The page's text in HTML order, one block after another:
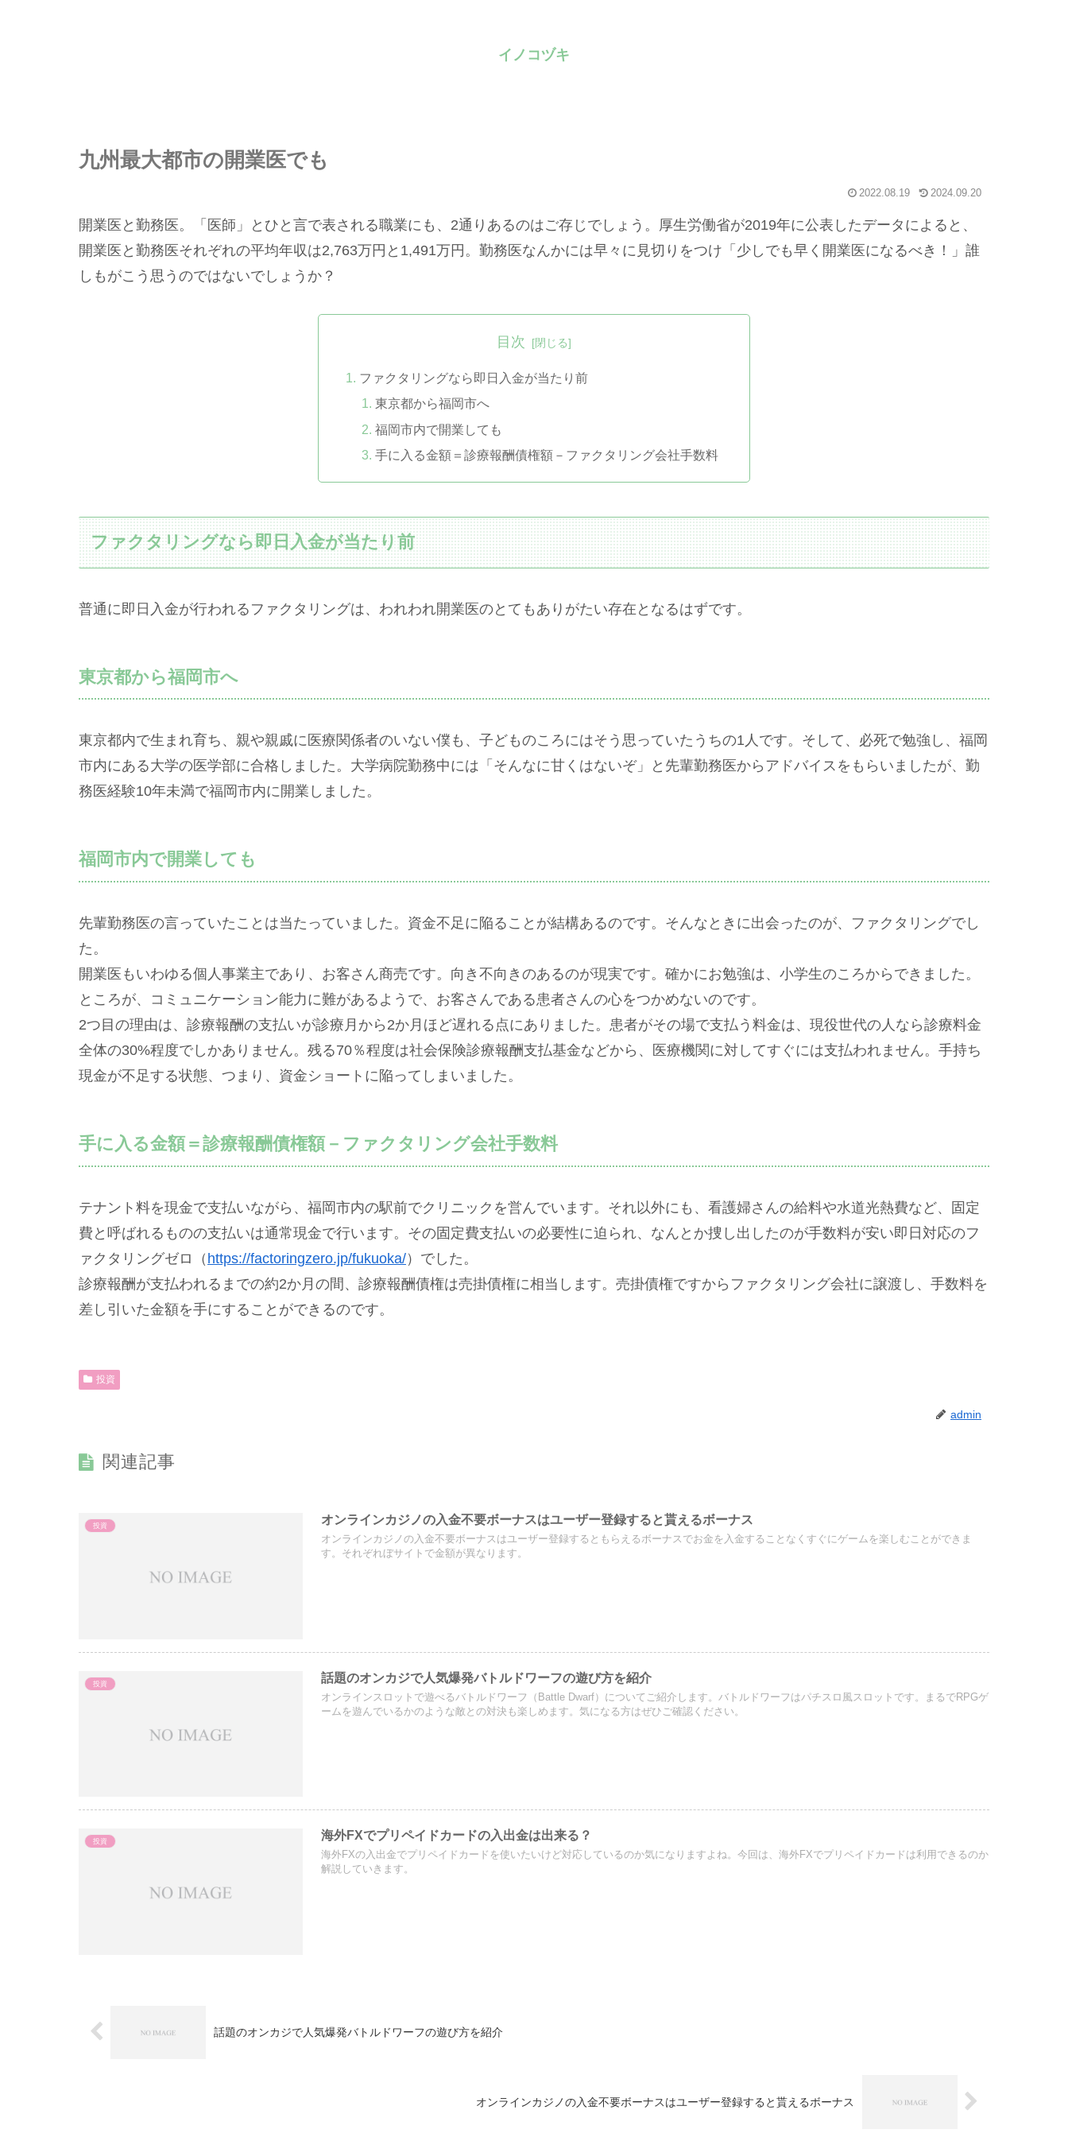
イノコヅキ
九州最大都市の開業医でも
2022.08.19 2024.09.20
開業医と勤務医。「医師」とひと言で表される職業にも、2通りあるのはご存じでしょう。厚生労働省が2019年に公表したデータによると、
開業医と勤務医それぞれの平均年収は2,763万円と1,491万円。勤務医なんかには早々に見切りをつけ「少しでも早く開業医になるべき！」誰
しもがこう思うのではないでしょうか？
目次
ファクタリングなら即日入金が当たり前
東京都から福岡市へ
福岡市内で開業しても
手に入る金額＝診療報酬債権額－ファクタリング会社手数料
ファクタリングなら即日入金が当たり前
普通に即日入金が行われるファクタリングは、われわれ開業医のとてもありがたい存在となるはずです。
東京都から福岡市へ
東京都内で生まれ育ち、親や親戚に医療関係者のいない僕も、子どものころにはそう思っていたうちの1人です。そして、必死で勉強し、福岡
市内にある大学の医学部に合格しました。大学病院勤務中には「そんなに甘くはないぞ」と先輩勤務医からアドバイスをもらいましたが、勤
務医経験10年未満で福岡市内に開業しました。
福岡市内で開業しても
先輩勤務医の言っていたことは当たっていました。資金不足に陥ることが結構あるのです。そんなときに出会ったのが、ファクタリングでし
た。
開業医もいわゆる個人事業主であり、お客さん商売です。向き不向きのあるのが現実です。確かにお勉強は、小学生のころからできました。
ところが、コミュニケーション能力に難があるようで、お客さんである患者さんの心をつかめないのです。
2つ目の理由は、診療報酬の支払いが診療月から2か月ほど遅れる点にありました。患者がその場で支払う料金は、現役世代の人なら診療料金
全体の30%程度でしかありません。残る70％程度は社会保険診療報酬支払基金などから、医療機関に対してすぐには支払われません。手持ち
現金が不足する状態、つまり、資金ショートに陥ってしまいました。
手に入る金額＝診療報酬債権額－ファクタリング会社手数料
テナント料を現金で支払いながら、福岡市内の駅前でクリニックを営んでいます。それ以外にも、看護婦さんの給料や水道光熱費など、固定
費と呼ばれるものの支払いは通常現金で行います。その固定費支払いの必要性に迫られ、なんとか捜し出したのが手数料が安い即日対応のフ
ァクタリングゼロ（ https://factoringzero.jp/fukuoka/）でした。
診療報酬が支払われるまでの約2か月の間、診療報酬債権は売掛債権に相当します。売掛債権ですからファクタリング会社に譲渡し、手数料を
差し引いた金額を手にすることができるのです。
投資
admin
関連記事
投資 オンラインカジノの入金不要ボーナスはユーザー登録すると貰えるボーナス
オンラインカジノの入金不要ボーナスはユーザー登録するともらえるボーナスでお金を入金することなくすぐにゲームを楽しむことができま
す。それぞれぼサイトで金額が異なります。
投資 話題のオンカジで人気爆発バトルドワーフの遊び方を紹介
オンラインスロットで遊べるバトルドワーフ（Battle Dwarf）についてご紹介します。バトルドワーフはパチスロ風スロットです。まるでRPGゲ
ームを遊んでいるかのような敵との対決も楽しめます。気になる方はぜひご確認ください。
投資 海外FXでプリペイドカードの入出金は出来る？
海外FXの入出金でプリペイドカードを使いたいけど対応しているのか気になりますよね。今回は、海外FXでプリペイドカードは利用できるのか
解説していきます。
話題のオンカジで人気爆発バトルドワーフの遊び方を紹介
オンラインカジノの入金不要ボーナスはユーザー登録すると貰えるボーナス